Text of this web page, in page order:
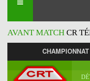
AVANT MATCH CR